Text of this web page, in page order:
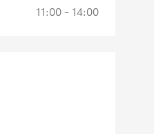
11:00 - 14:00